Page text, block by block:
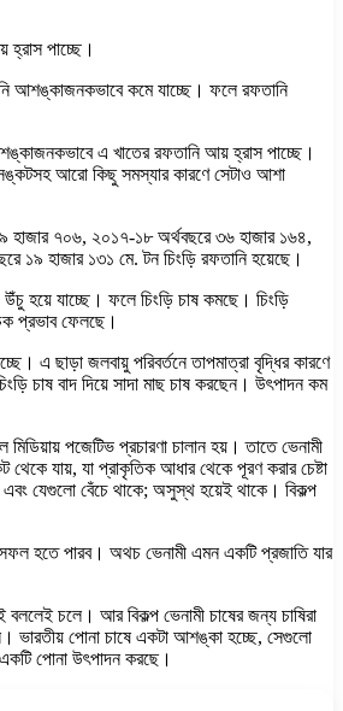
পাচ্ছে।
আশঙ্কাজনকভাবে কমে যাচ্ছে। ফলে রফতানি
এ খাতের রফতানি আয় হ্রাস পাচ্ছে।
সঙ্কটসহ আরো কিছু সমস্যার কারণে সেটাও আশা
হাজার ৭০৬, ২০১৭-১৮ অর্থবছরে ৩৬ হাজার ১৬৪,
হাজার ১৩১ মে. টন চিংড়ি রফতানি হয়েছে।
উঁচু হয়ে যাচ্ছে। ফলে চিংড়ি চাষ কমছে। চিংড়ি
প্রভাব ফেলছে।
এ ছাড়া জলবায়ু পরিবর্তনে তাপমাত্রা বৃদ্ধির কারণে
চাষ বাদ দিয়ে সাদা মাছ চাষ করছেন। উৎপাদন কম
পজেটিভ প্রচারণা চালান হয়। তাতে ভেনামী
যায়, যা প্রাকৃতিক আধার থেকে পূরণ করার চেষ্টা
যেগুলো বেঁচে থাকে; অসুস্থ হয়েই থাকে। বিকল্প
সফল হতে পারব। অথচ ভেনামী এমন একটি প্রজাতি যার
চলে। আর বিকল্প ভেনামী চাষের জন্য চাষিরা
ভারতীয় পোনা চাষে একটা আশঙ্কা হচ্ছে, সেগুলো
পোনা উৎপাদন করছে।